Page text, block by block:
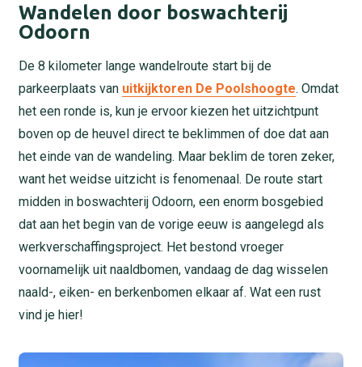
Wandelen door boswachterij
Odoorn
De 8 kilometer lange wandelroute start bij de
parkeerplaats van uitkijktoren De Poolshoogte. Omdat
het een ronde is, kun je ervoor kiezen het uitzichtpunt
boven op de heuvel direct te beklimmen of doe dat aan
het einde van de wandeling. Maar beklim de toren zeker,
want het weidse uitzicht is fenomenaal. De route start
midden in boswachterij Odoorn, een enorm bosgebied
dat aan het begin van de vorige eeuw is aangelegd als
werkverschaffingsproject. Het bestond vroeger
voornamelijk uit naaldbomen, vandaag de dag wisselen
naald-, eiken- en berkenbomen elkaar af. Wat een rust
vind je hier!